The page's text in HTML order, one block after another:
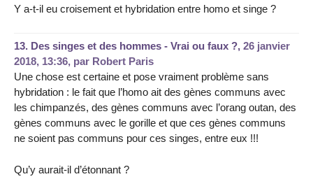
Y a-t-il eu croisement et hybridation entre homo et singe ?
13. Des singes et des hommes - Vrai ou faux ?, 26 janvier
2018, 13:36, par Robert Paris
Une chose est certaine et pose vraiment problème sans
hybridation : le fait que l’homo ait des gènes communs avec
les chimpanzés, des gènes communs avec l’orang outan, des
gènes communs avec le gorille et que ces gènes communs
ne soient pas communs pour ces singes, entre eux !!!
Qu’y aurait-il d’étonnant ?